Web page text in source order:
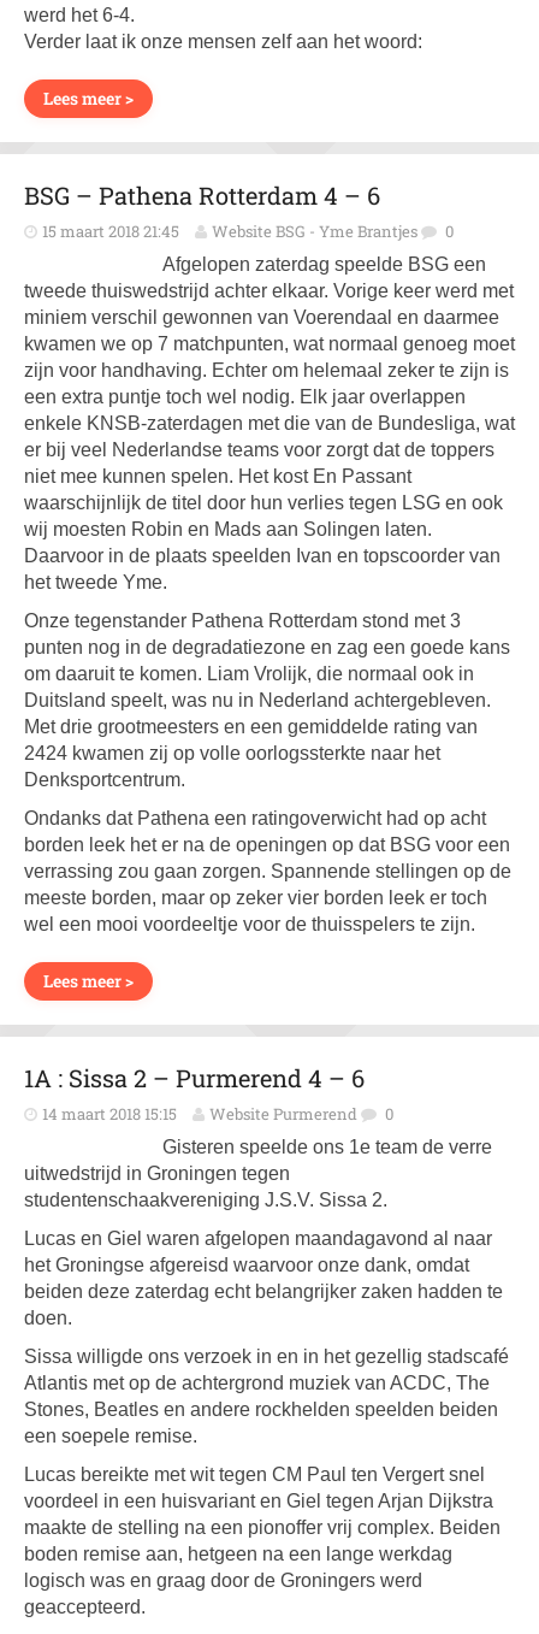
werd het 6-4.
Verder laat ik onze mensen zelf aan het woord:
Lees meer >
BSG – Pathena Rotterdam 4 – 6
15 maart 2018 21:45 Website BSG - Yme Brantjes 0
Afgelopen zaterdag speelde BSG een
tweede thuiswedstrijd achter elkaar. Vorige keer werd met
miniem verschil gewonnen van Voerendaal en daarmee
kwamen we op 7 matchpunten, wat normaal genoeg moet
zijn voor handhaving. Echter om helemaal zeker te zijn is
een extra puntje toch wel nodig. Elk jaar overlappen
enkele KNSB-zaterdagen met die van de Bundesliga, wat
er bij veel Nederlandse teams voor zorgt dat de toppers
niet mee kunnen spelen. Het kost En Passant
waarschijnlijk de titel door hun verlies tegen LSG en ook
wij moesten Robin en Mads aan Solingen laten.
Daarvoor in de plaats speelden Ivan en topscoorder van
het tweede Yme.
Onze tegenstander Pathena Rotterdam stond met 3
punten nog in de degradatiezone en zag een goede kans
om daaruit te komen. Liam Vrolijk, die normaal ook in
Duitsland speelt, was nu in Nederland achtergebleven.
Met drie grootmeesters en een gemiddelde rating van
2424 kwamen zij op volle oorlogssterkte naar het
Denksportcentrum.
Ondanks dat Pathena een ratingoverwicht had op acht
borden leek het er na de openingen op dat BSG voor een
verrassing zou gaan zorgen. Spannende stellingen op de
meeste borden, maar op zeker vier borden leek er toch
wel een mooi voordeeltje voor de thuisspelers te zijn.
Lees meer >
1A : Sissa 2 – Purmerend 4 – 6
14 maart 2018 15:15 Website Purmerend 0
Gisteren speelde ons 1e team de verre
uitwedstrijd in Groningen tegen
studentenschaakvereniging J.S.V. Sissa 2.
Lucas en Giel waren afgelopen maandagavond al naar
het Groningse afgereisd waarvoor onze dank, omdat
beiden deze zaterdag echt belangrijker zaken hadden te
doen.
Sissa willigde ons verzoek in en in het gezellig stadscafé
Atlantis met op de achtergrond muziek van ACDC, The
Stones, Beatles en andere rockhelden speelden beiden
een soepele remise.
Lucas bereikte met wit tegen CM Paul ten Vergert snel
voordeel in een huisvariant en Giel tegen Arjan Dijkstra
maakte de stelling na een pionoffer vrij complex. Beiden
boden remise aan, hetgeen na een lange werkdag
logisch was en graag door de Groningers werd
geaccepteerd.